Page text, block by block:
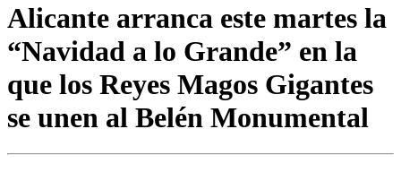
Alicante arranca este martes la
“Navidad a lo Grande” en la
que los Reyes Magos Gigantes
se unen al Belén Monumental